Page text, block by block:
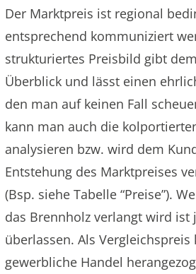
Der Marktpreis ist regional
entsprechend kommuniziert
strukturiertes Preisbild gibt
Überblick und lässt einen
den man auf keinen Fall
kann man auch die
analysieren bzw. wird dem
Entstehung des Marktpreises
(Bsp. siehe Tabelle “Preise”).
das Brennholz verlangt wird ist
überlassen. Als Vergleichspreis
gewerbliche Handel